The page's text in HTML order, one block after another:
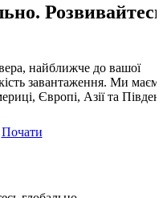
найближче до вашої
завантаження. Ми
Європі, Азії та
Почати